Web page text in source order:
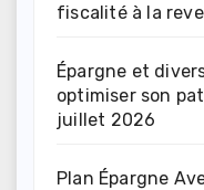
fiscalité à la
Épargne et
optimiser son
juillet 2026
Plan Épargne